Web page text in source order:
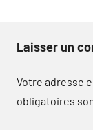
Laisser un
Votre adresse
obligatoires